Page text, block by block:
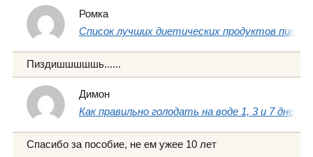
Ромка
Список лучших диетических продуктов
Пиздишшшшшь......
Димон
Как правильно голодать на воде 1, 3 и 7 дней
Спасибо за пособие, не ем ужее 10 лет